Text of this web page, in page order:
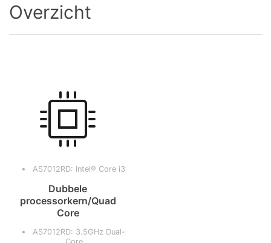
Overzicht
AS7012RD: Intel® Core i3
Dubbele
processorkern/Quad
Core
AS7012RD: 3.5GHz Dual-